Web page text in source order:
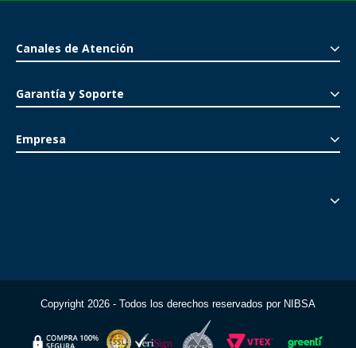
Canales de Atención
Garantía y Soporte
Empresa
Copyright 2026 - Todos los derechos reservados por NIBSA